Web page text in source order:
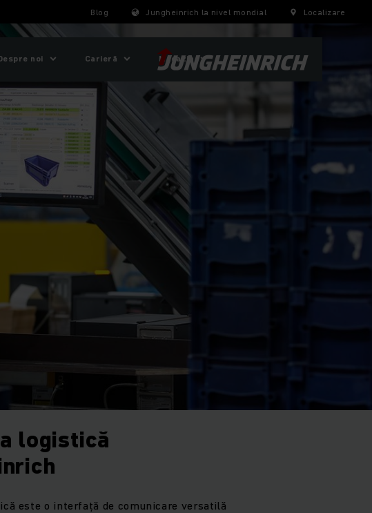
Blog Jungheinrich la nivel mondial Localizare
noi Carieră Magazin
logistică
este o interfață de comunicare versatilă